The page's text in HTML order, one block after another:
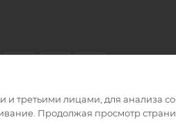
третьими лицами, для анализа
Продолжая просмотр